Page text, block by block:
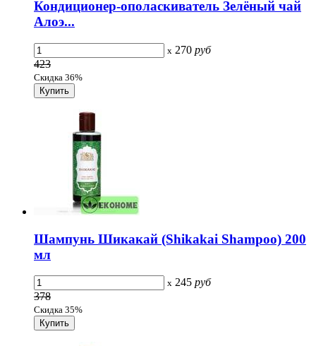
Кондиционер-ополаскиватель Зелёный чай
Алоэ...
x 270 руб
423
Скидка 36%
Шампунь Шикакай (Shikakai Shampoo) 200
мл
x 245 руб
378
Скидка 35%